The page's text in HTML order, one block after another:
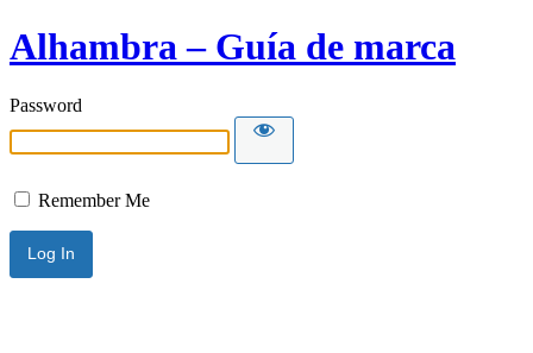
Alhambra – Guía de marca
Password
Remember Me